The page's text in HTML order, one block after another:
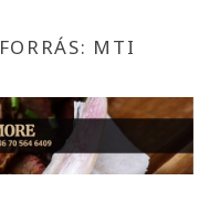
FORRÁS: MTI